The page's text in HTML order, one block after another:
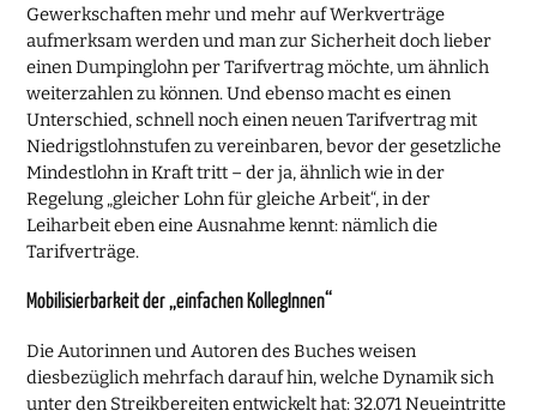
Gewerkschaften mehr und mehr auf Werkverträge
aufmerksam werden und man zur Sicherheit doch lieber
einen Dumpinglohn per Tarifvertrag möchte, um ähnlich
weiterzahlen zu können. Und ebenso macht es einen
Unterschied, schnell noch einen neuen Tarifvertrag mit
Niedrigstlohnstufen zu vereinbaren, bevor der gesetzliche
Mindestlohn in Kraft tritt – der ja, ähnlich wie in der
Regelung „gleicher Lohn für gleiche Arbeit“, in der
Leiharbeit eben eine Ausnahme kennt: nämlich die
Tarifverträge.
Mobilisierbarkeit der „einfachen KollegInnen“
Die Autorinnen und Autoren des Buches weisen
diesbezüglich mehrfach darauf hin, welche Dynamik sich
unter den Streikbereiten entwickelt hat: 32.071 Neueintritte